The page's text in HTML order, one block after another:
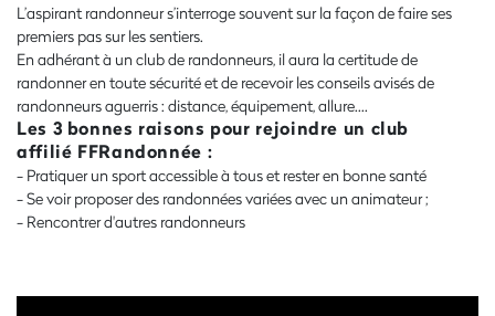
L’aspirant randonneur s’interroge souvent sur la façon de faire ses
premiers pas sur les sentiers.
En adhérant à un club de randonneurs, il aura la certitude de
randonner en toute sécurité et de recevoir les conseils avisés de
randonneurs aguerris : distance, équipement, allure….
Les 3 bonnes raisons pour rejoindre un club
affilié FFRandonnée :
- Pratiquer un sport accessible à tous et rester en bonne santé
- Se voir proposer des randonnées variées avec un animateur ;
- Rencontrer d'autres randonneurs